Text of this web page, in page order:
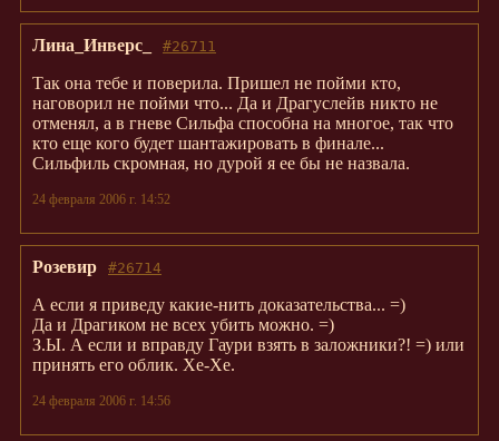
#26711
Лина_Инверс_
Так она тебе и поверила. Пришел не пойми кто,
наговорил не пойми что... Да и Драгуслейв никто не
отменял, а в гневе Сильфа способна на многое, так что
кто еще кого будет шантажировать в финале...
Сильфиль скромная, но дурой я ее бы не назвала.
24 февраля 2006 г. 14:52
#26714
Розевир
А если я приведу какие-нить доказательства... =)
Да и Драгиком не всех убить можно. =)
З.Ы. А если и вправду Гаури взять в заложники?! =) или
принять его облик. Хе-Хе.
24 февраля 2006 г. 14:56